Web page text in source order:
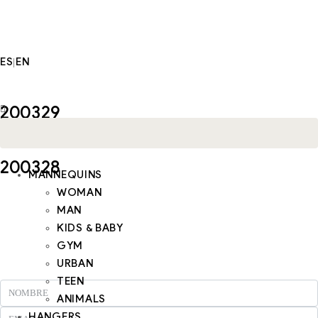
ES EN
MANNEQUINS
WOMAN
MAN
KIDS & BABY
GYM
URBAN
TEEN
ANIMALS
200329
200328